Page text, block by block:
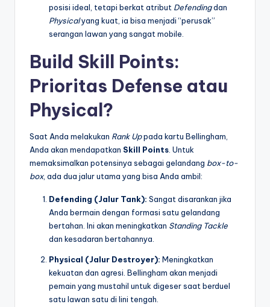
posisi ideal, tetapi berkat atribut Defendingdan
Physicalyang kuat, ia bisa menjadi “perusak”
serangan lawan yang sangat mobile.
Build Skill Points:
Prioritas Defense atau
Physical?
Saat Anda melakukan Rank Uppada kartu Bellingham,
Anda akan mendapatkan Skill Points. Untuk
memaksimalkan potensinya sebagai gelandang box-to-
box, ada dua jalur utama yang bisa Anda ambil:
Defending (Jalur Tank): Sangat disarankan jika
Anda bermain dengan formasi satu gelandang
bertahan. Ini akan meningkatkan Standing Tackle
dan kesadaran bertahannya.
Physical (Jalur Destroyer): Meningkatkan
kekuatan dan agresi. Bellingham akan menjadi
pemain yang mustahil untuk digeser saat berduel
satu lawan satu di lini tengah.